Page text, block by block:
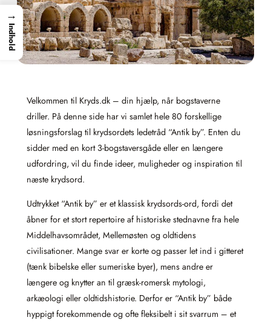
Velkommen til Kryds.dk – din hjælp, når bogstaverne
driller. På denne side har vi samlet hele 80 forskellige
løsningsforslag til krydsordets ledetråd “Antik by”. Enten du
sidder med en kort 3‑bogstaversgåde eller en længere
udfordring, vil du finde ideer, muligheder og inspiration til
næste krydsord.
Udtrykket “Antik by” er et klassisk krydsords‑ord, fordi det
åbner for et stort repertoire af historiske stednavne fra hele
Middelhavsområdet, Mellemøsten og oldtidens
civilisationer. Mange svar er korte og passer let ind i gitteret
(tænk bibelske eller sumeriske byer), mens andre er
længere og knytter an til græsk‑romersk mytologi,
arkæologi eller oldtidshistorie. Derfor er “Antik by” både
hyppigt forekommende og ofte fleksibelt i sit svarrum – et
→
Indhold